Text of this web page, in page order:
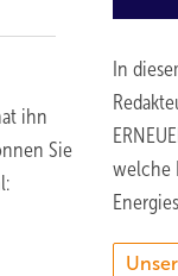
ihn
Sie
In
welche